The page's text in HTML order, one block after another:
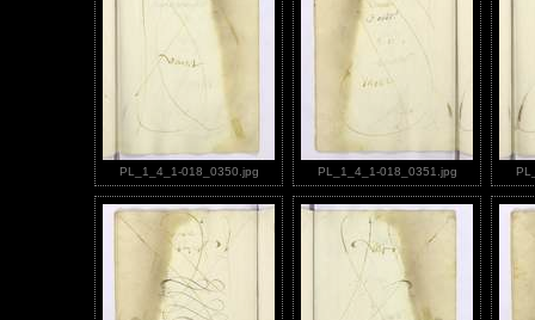
PL_1_4_1-018_0350.jpg PL_1_4_1-018_0351.jpg